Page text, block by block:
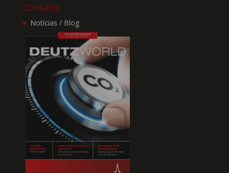
Contato
Notícias / Blog
modificar, suprimir e/ou
ampliar o Site e os
Termos. Toda e quaisquer
modificações entrarão em
vigor imediatamente após
serem publicadas no Site.
4. A DEUTZ BRASIL
não garante que a
utilização deste Site seja
isenta de interrupções,
erros ou falhas de